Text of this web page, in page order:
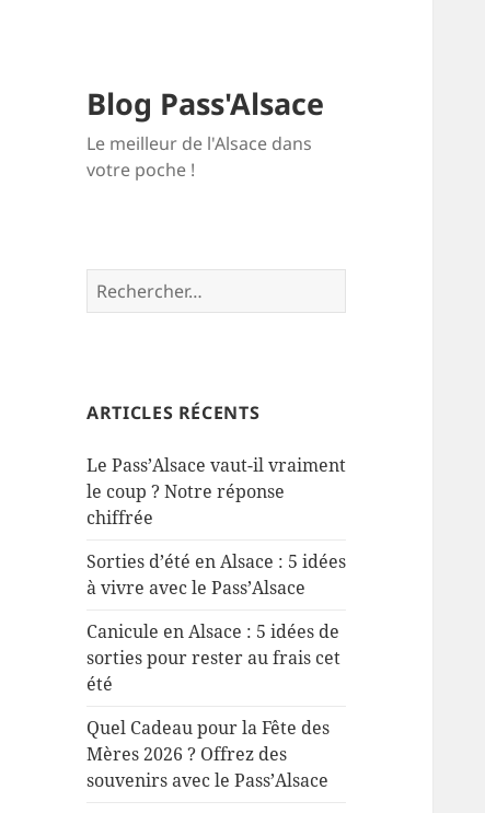
Blog Pass'Alsace
Le meilleur de l'Alsace dans
votre poche !
Rechercher :
ARTICLES RÉCENTS
Le Pass’Alsace vaut-il vraiment
le coup ? Notre réponse
chiffrée
Sorties d’été en Alsace : 5 idées
à vivre avec le Pass’Alsace
Canicule en Alsace : 5 idées de
sorties pour rester au frais cet
été
Quel Cadeau pour la Fête des
Mères 2026 ? Offrez des
souvenirs avec le Pass’Alsace